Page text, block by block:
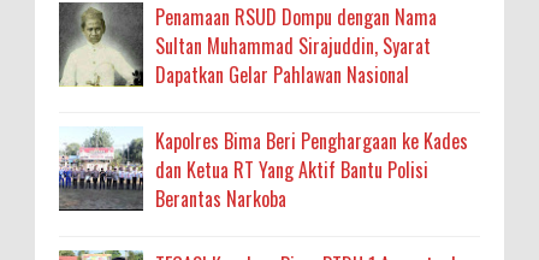
Penamaan RSUD Dompu dengan Nama
Sultan Muhammad Sirajuddin, Syarat
Dapatkan Gelar Pahlawan Nasional
Kapolres Bima Beri Penghargaan ke Kades
dan Ketua RT Yang Aktif Bantu Polisi
Berantas Narkoba